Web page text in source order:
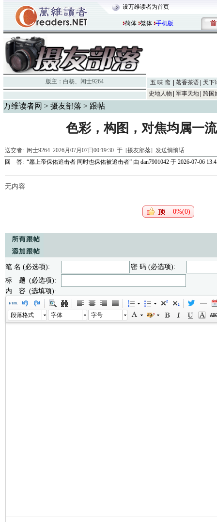
设万维读者为首页
简体 繁体 手机版 首
版主： 白杨、 闲士9264 五 味 斋 茗香茶语
天下
史地人物
军事天地 跨国
万维读者网 > 摄友部落 > 跟帖
色彩，构图，对焦均属一
送交者: 闲士9264 2026月07月07日00:19:30 于 [摄友部落] 发送悄悄话
回 答: “愿上帝保佑追击者 同时也保佑被追击者” 由 dan7901042 于 2026-07-06
无内容
0%(0)
笔 名 (必选项):
密 码 (必选项):
标 题 (必选项):
内 容 (选填项):
段落格式 字体 字号